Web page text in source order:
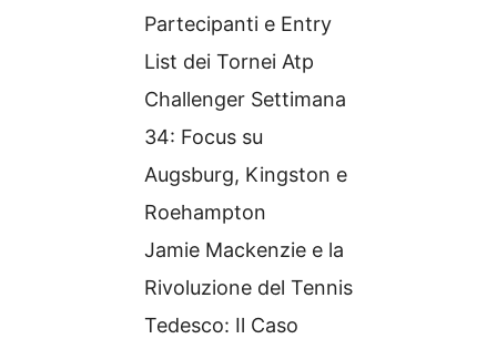
Partecipanti e Entry
List dei Tornei Atp
Challenger Settimana
34: Focus su
Augsburg, Kingston e
Roehampton
Jamie Mackenzie e la
Rivoluzione del Tennis
Tedesco: Il Caso